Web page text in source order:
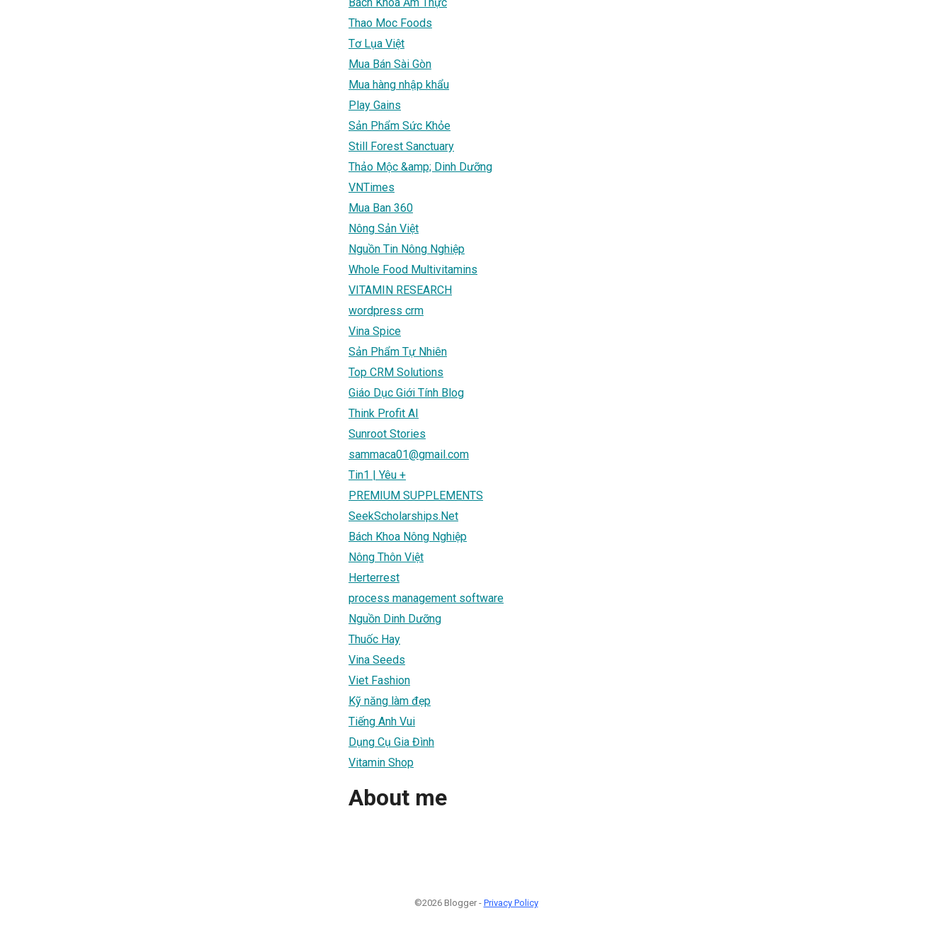
Thao Moc Foods
Tơ Lụa Việt
Mua Bán Sài Gòn
Mua hàng nhập khẩu
Play Gains
Sản Phẩm Sức Khỏe
Still Forest Sanctuary
Thảo Mộc &amp; Dinh Dưỡng
VNTimes
Mua Ban 360
Nông Sản Việt
Nguồn Tin Nông Nghiệp
Whole Food Multivitamins
VITAMIN RESEARCH
wordpress crm
Vina Spice
Sản Phẩm Tự Nhiên
Top CRM Solutions
Giáo Dục Giới Tính Blog
Think Profit AI
Sunroot Stories
sammaca01@gmail.com
Tin1 | Yêu +
PREMIUM SUPPLEMENTS
SeekScholarships.Net
Bách Khoa Nông Nghiệp
Nông Thôn Việt
Herterrest
process management software
Nguồn Dinh Dưỡng
Thuốc Hay
Vina Seeds
Viet Fashion
Kỹ năng làm đẹp
Tiếng Anh Vui
Dụng Cụ Gia Đình
Vitamin Shop
About me
©2026 Blogger - Privacy Policy